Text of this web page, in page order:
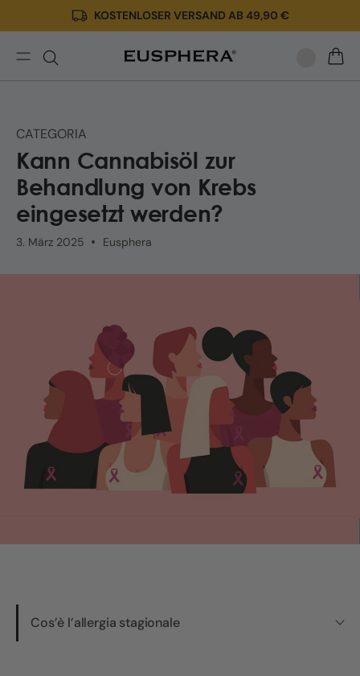
zum
Inhalt
KOSTENLOSER VERSAND AB 49,90 €
CATEGORIA
Kann Cannabisöl zur
Behandlung von Krebs
eingesetzt werden?
3. März 2025 Eusphera
Cos’è l’allergia stagionale